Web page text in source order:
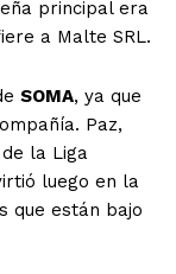
principal era
a Malte SRL.
SOMA, ya que
Paz,
la Liga
luego en la
que están bajo